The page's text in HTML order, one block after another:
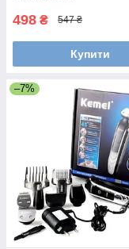
498 ₴ 547 ₴
Купити
–7%